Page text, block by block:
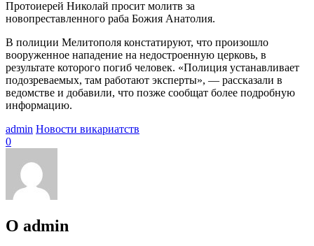
Протоиерей Николай просит молитв за
новопреставленного раба Божия Анатолия.
В полиции Мелитополя констатируют, что произошло
вооруженное нападение на недостроенную церковь, в
результате которого погиб человек. «Полиция устанавливает
подозреваемых, там работают эксперты», — рассказали в
ведомстве и добавили, что позже сообщат более подробную
информацию.
admin Новости викариатств
0
О admin